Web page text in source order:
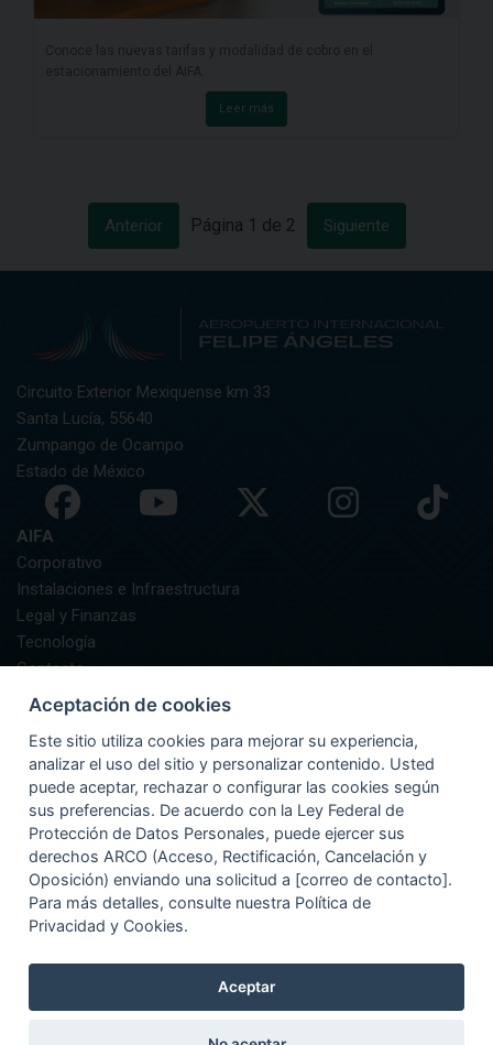
Leer más
Anterior Página 1 de 2 Siguiente
Circuito Exterior Mexiquense km 33
Santa Lucía, 55640
Zumpango de Ocampo
Estado de México
AIFA
Corporativo
Instalaciones e Infraestructura
Legal y Finanzas
Tecnología
Contacto
AIFA Informa
GUÍA DEL PASAJERO
Preguntas Frecuentes
Asistencia
Documentación y Equipaje
Información
Recomendaciones
Aceptación de cookies
Este sitio utiliza cookies para mejorar su experiencia,
analizar el uso del sitio y personalizar contenido. Usted
puede aceptar, rechazar o configurar las cookies según
sus preferencias. De acuerdo con la Ley Federal de
Protección de Datos Personales, puede ejercer sus
derechos ARCO (Acceso, Rectificación, Cancelación y
Oposición) enviando una solicitud a [correo de contacto].
Para más detalles, consulte nuestra Política de
Privacidad y Cookies.
Aceptar